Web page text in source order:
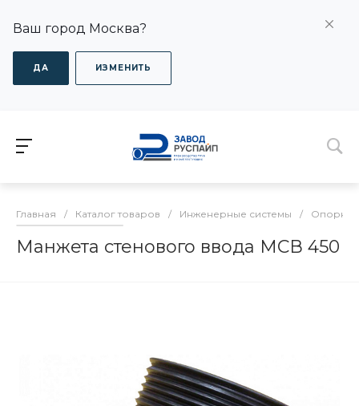
Ваш город Москва?
ДА ИЗМЕНИТЬ
Главная / Каталог товаров / Инженерные системы / Опорно-
Манжета стенового ввода МСВ 450